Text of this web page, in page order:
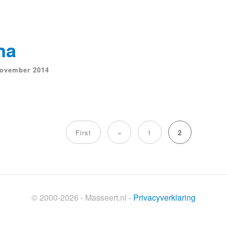
2014
First « 1 2
© 2000-2026 - Masseert.nl - Privacyverklaring